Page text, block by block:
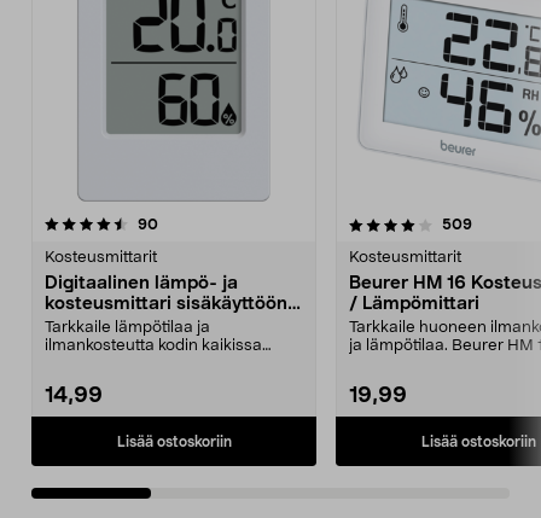
90arvostelut
Kosteusmittarit
Digitaalinen lämpö- ja
kosteusmittari sisäkäyttöön,
3 kpl
Tarkkaile lämpötilaa ja
ilmankosteutta kodin kaikissa
14,99
Lisää ostoskoriin
4.0 viidestä
509arvostelut
Kosteusmittarit
Beurer HM 16
/ Lämpömittari
Tarkkaile huoneen
ja lämpötilaa. Beurer HM
19,99
Lisää ostoskoriin
4.0 viidestä